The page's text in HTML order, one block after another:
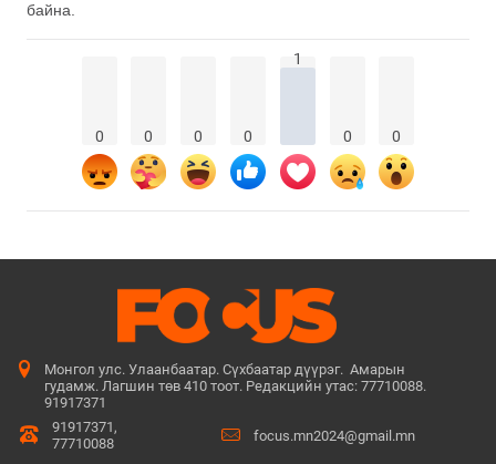
байна.
0 0 0 0
1
0 0
Монгол улс. Улаанбаатар. Сүхбаатар дүүрэг. Амарын
гудамж. Лагшин төв 410 тоот. Редакцийн утас: 77710088.
91917371
91917371,
77710088
focus.mn2024@gmail.mn